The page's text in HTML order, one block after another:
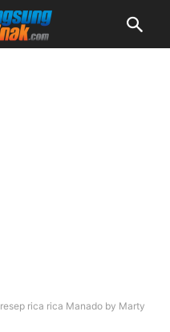
resep rica rica Manado by Marty